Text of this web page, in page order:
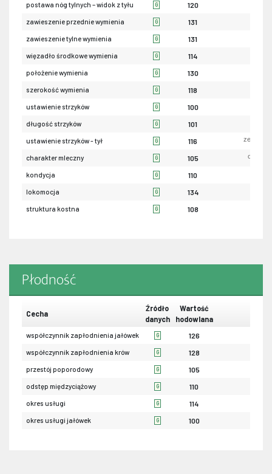
postawa nóg tylnych – widok z tyłu G 120
zawieszenie przednie wymienia G 131
zawieszenie tylne wymienia G 131
więzadło środkowe wymienia G 114
położenie wymienia G 130
szerokość wymienia G 118
ustawienie strzyków G 100
długość strzyków G 101
ustawienie strzyków - tył G 116
charakter mleczny G 105
kondycja G 110
lokomocja G 134
struktura kostna G 108
Płodność
Cecha
Źródło
danych
Wartość
hodowlana
współczynnik zapłodnienia jałówek G 126
współczynnik zapłodnienia krów G 128
przestój poporodowy G 105
odstęp międzyciążowy G 110
okres usługi G 114
okres usługi jałówek G 100